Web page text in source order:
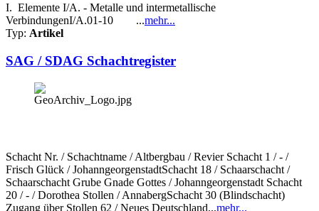
I. Elemente I/A. - Metalle und intermetallische
VerbindungenI/A.01-10 ...mehr...
Typ: Artikel
SAG / SDAG Schachtregister
Schacht Nr. / Schachtname / Altbergbau / Revier Schacht 1 / - /
Frisch Glück / JohanngeorgenstadtSchacht 18 / Schaarschacht /
Schaarschacht Grube Gnade Gottes / Johanngeorgenstadt Schacht
20 / - / Dorothea Stollen / AnnabergSchacht 30 (Blindschacht)
Zugang über Stollen 62 / Neues Deutschland...mehr...